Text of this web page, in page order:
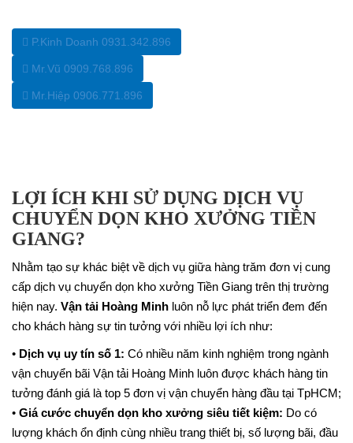
P.Kinh Doanh 0931.342.896
Mr.Vũ 0909.768.896
Mr.Hiệp 0906.771.896
LỢI ÍCH KHI SỬ DỤNG DỊCH VỤ
CHUYỂN DỌN KHO XƯỞNG TIỀN
GIANG?
Nhằm tạo sự khác biệt về dịch vụ giữa hàng trăm đơn vị cung
cấp dịch vụ chuyển dọn kho xưởng Tiền Giang trên thị trường
hiện nay. Vận tải Hoàng Minh luôn nỗ lực phát triển đem đến
cho khách hàng sự tin tưởng với nhiều lợi ích như:
• Dịch vụ uy tín số 1: Có nhiều năm kinh nghiệm trong ngành
vận chuyển bãi Vận tải Hoàng Minh luôn được khách hàng tin
tưởng đánh giá là top 5 đơn vị vận chuyển hàng đầu tại TpHCM;
• Giá cước chuyển dọn kho xưởng siêu tiết kiệm: Do có
lượng khách ổn định cùng nhiều trang thiết bị, số lượng bãi, đầu